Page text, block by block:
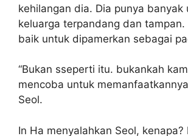
kehilangan dia. Dia punya banyak
keluarga terpandang dan tampan.
baik untuk dipamerkan sebagai
“Bukan sseperti itu. bukankah
mencoba untuk
Seol.
In Ha menyalahkan Seol, kenapa?